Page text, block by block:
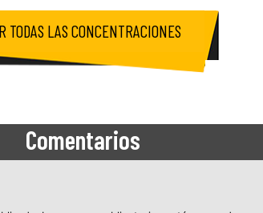
TODAS LAS CONCENTRACIONES
Comentarios